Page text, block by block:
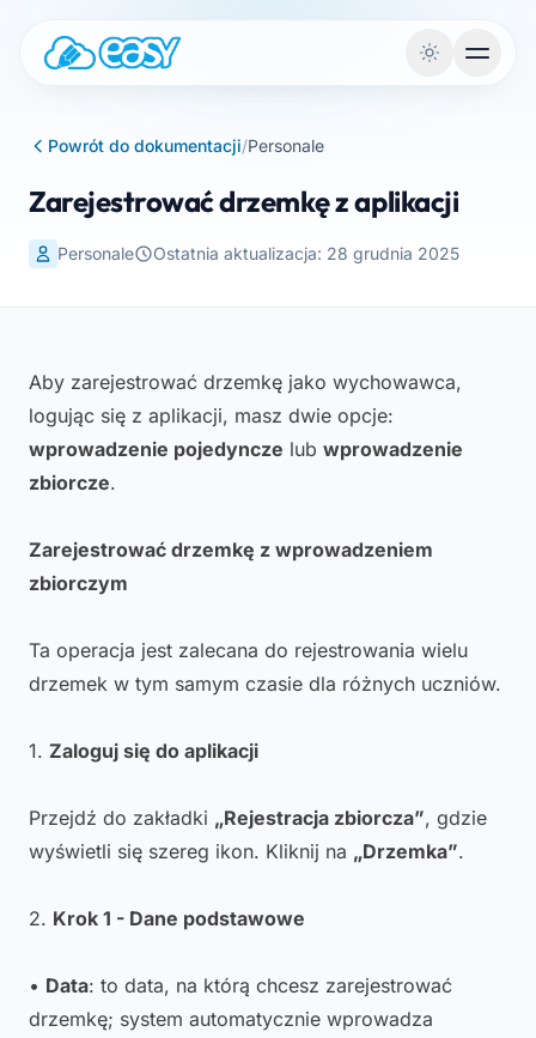
Powrót do dokumentacji/Personale
Zarejestrować drzemkę z aplikacji
Personale Ostatnia aktualizacja: 28 grudnia 2025
Aby zarejestrować drzemkę jako wychowawca,
logując się z aplikacji, masz dwie opcje:
wprowadzenie pojedyncze lub wprowadzenie
zbiorcze.
Zarejestrować drzemkę z wprowadzeniem
zbiorczym
Ta operacja jest zalecana do rejestrowania wielu
drzemek w tym samym czasie dla różnych uczniów.
1. Zaloguj się do aplikacji
Przejdź do zakładki „Rejestracja zbiorcza”, gdzie
wyświetli się szereg ikon. Kliknij na „Drzemka”.
2. Krok 1 - Dane podstawowe
• Data: to data, na którą chcesz zarejestrować
drzemkę; system automatycznie wprowadza